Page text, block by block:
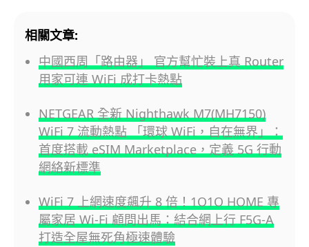
相關文章:
中國西周「路由器」 官方幫忙裝上真 Router
用家可連 WiFi 成打卡熱點
NETGEAR 全新 Nighthawk M7(MH7150)
WiFi 7 流動熱點 「環球 WiFi，自在無界」：
首度搭載 eSIM Marketplace，定義 5G 行動
網絡新標準
WiFi 7 上網速度飆升 8 倍！1O1O HOME 專
屬家居 Wi-Fi 顧問出馬：結合網上行 F5G-A
打造全屋無死角極速體驗